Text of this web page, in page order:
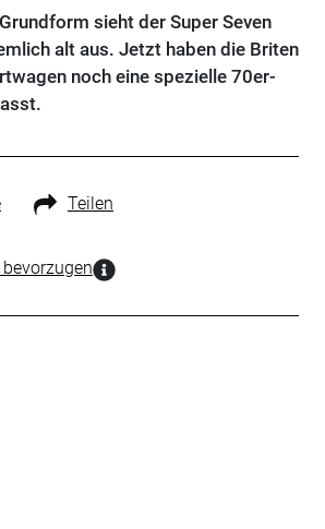
sieht der Super Seven
alt aus. Jetzt haben die Briten
noch eine spezielle 70er-
Teilen